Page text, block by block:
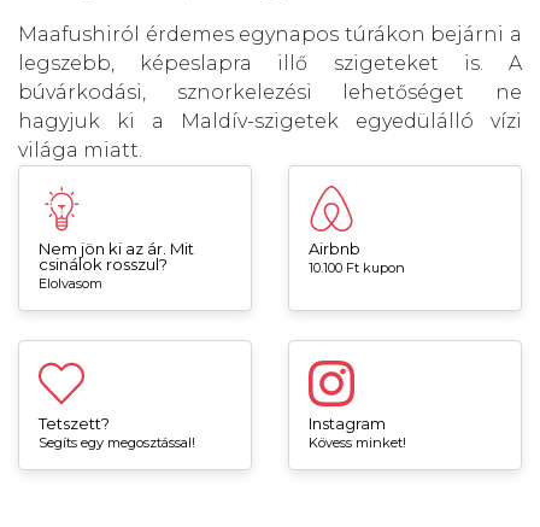
Maafushiról érdemes egynapos túrákon bejárni a
legszebb, képeslapra illő szigeteket is. A
búvárkodási, sznorkelezési lehetőséget ne
hagyjuk ki a Maldív-szigetek egyedülálló vízi
világa miatt.
Nem jön ki az ár. Mit
csinálok rosszul?
Elolvasom
Airbnb
10.100 Ft kupon
Tetszett?
Segíts egy megosztással!
Instagram
Kövess minket!